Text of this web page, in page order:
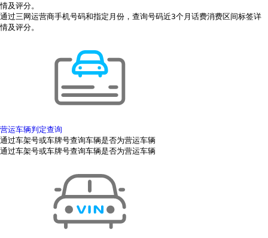
情及评分。
通过三网运营商手机号码和指定月份，查询号码近3个月话费消费区间标签详
情及评分。
营运车辆判定查询
通过车架号或车牌号查询车辆是否为营运车辆
通过车架号或车牌号查询车辆是否为营运车辆